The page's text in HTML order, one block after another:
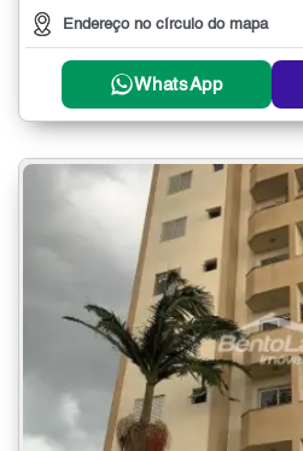
Endereço no círculo do mapa
WhatsApp